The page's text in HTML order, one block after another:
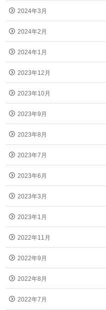
2024年3月
2024年2月
2024年1月
2023年12月
2023年10月
2023年9月
2023年8月
2023年7月
2023年6月
2023年3月
2023年1月
2022年11月
2022年9月
2022年8月
2022年7月